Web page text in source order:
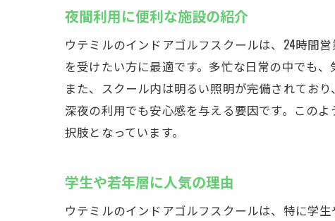
夜間利用に便利な施設の紹介
ウテミルのインドアゴルフスクールは、24時間
を受けたい方に最適です。多忙な日常の中でも
また、スクール内は明るい照明が完備されてお
深夜の利用でも安心感を与える要因です。この
択肢となっています。
学生や若年層に人気の理由
ウテミルのインドアゴルフスクールは、特に学